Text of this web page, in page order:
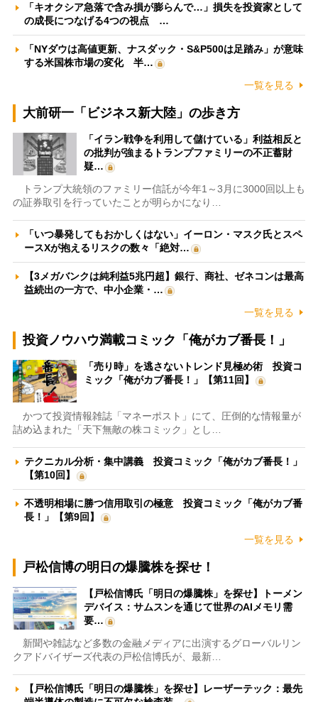
「キオクシア急落で含み損が膨らんで…」損失を投資家として
の成長につなげる4つの視点 …
「NYダウは高値更新、ナスダック・S&P500は足踏み」が意味
する米国株市場の変化 半…
一覧を見る
大前研一「ビジネス新大陸」の歩き方
「イラン戦争を利用して儲けている」利益相反と
の批判が強まるトランプファミリーの不正蓄財
疑…
トランプ大統領のファミリー信託が今年1～3月に3000回以上も
の証券取引を行っていたことが明らかになり…
「いつ暴発してもおかしくはない」イーロン・マスク氏とスペ
ースXが抱えるリスクの数々「絶対…
【3メガバンクは純利益5兆円超】銀行、商社、ゼネコンは最高
益続出の一方で、中小企業・…
一覧を見る
投資ノウハウ満載コミック「俺がカブ番長！」
「売り時」を逃さないトレンド見極め術 投資コ
ミック「俺がカブ番長！」【第11回】
かつて投資情報雑誌「マネーポスト」にて、圧倒的な情報量が
詰め込まれた「天下無敵の株コミック」とし…
テクニカル分析・集中講義 投資コミック「俺がカブ番長！」
【第10回】
不透明相場に勝つ信用取引の極意 投資コミック「俺がカブ番
長！」【第9回】
一覧を見る
戸松信博の明日の爆騰株を探せ！
【戸松信博氏「明日の爆騰株」を探せ】トーメン
デバイス：サムスンを通じて世界のAIメモリ需
要…
新聞や雑誌など多数の金融メディアに出演するグローバルリン
クアドバイザーズ代表の戸松信博氏が、最新…
【戸松信博氏「明日の爆騰株」を探せ】レーザーテック：最先